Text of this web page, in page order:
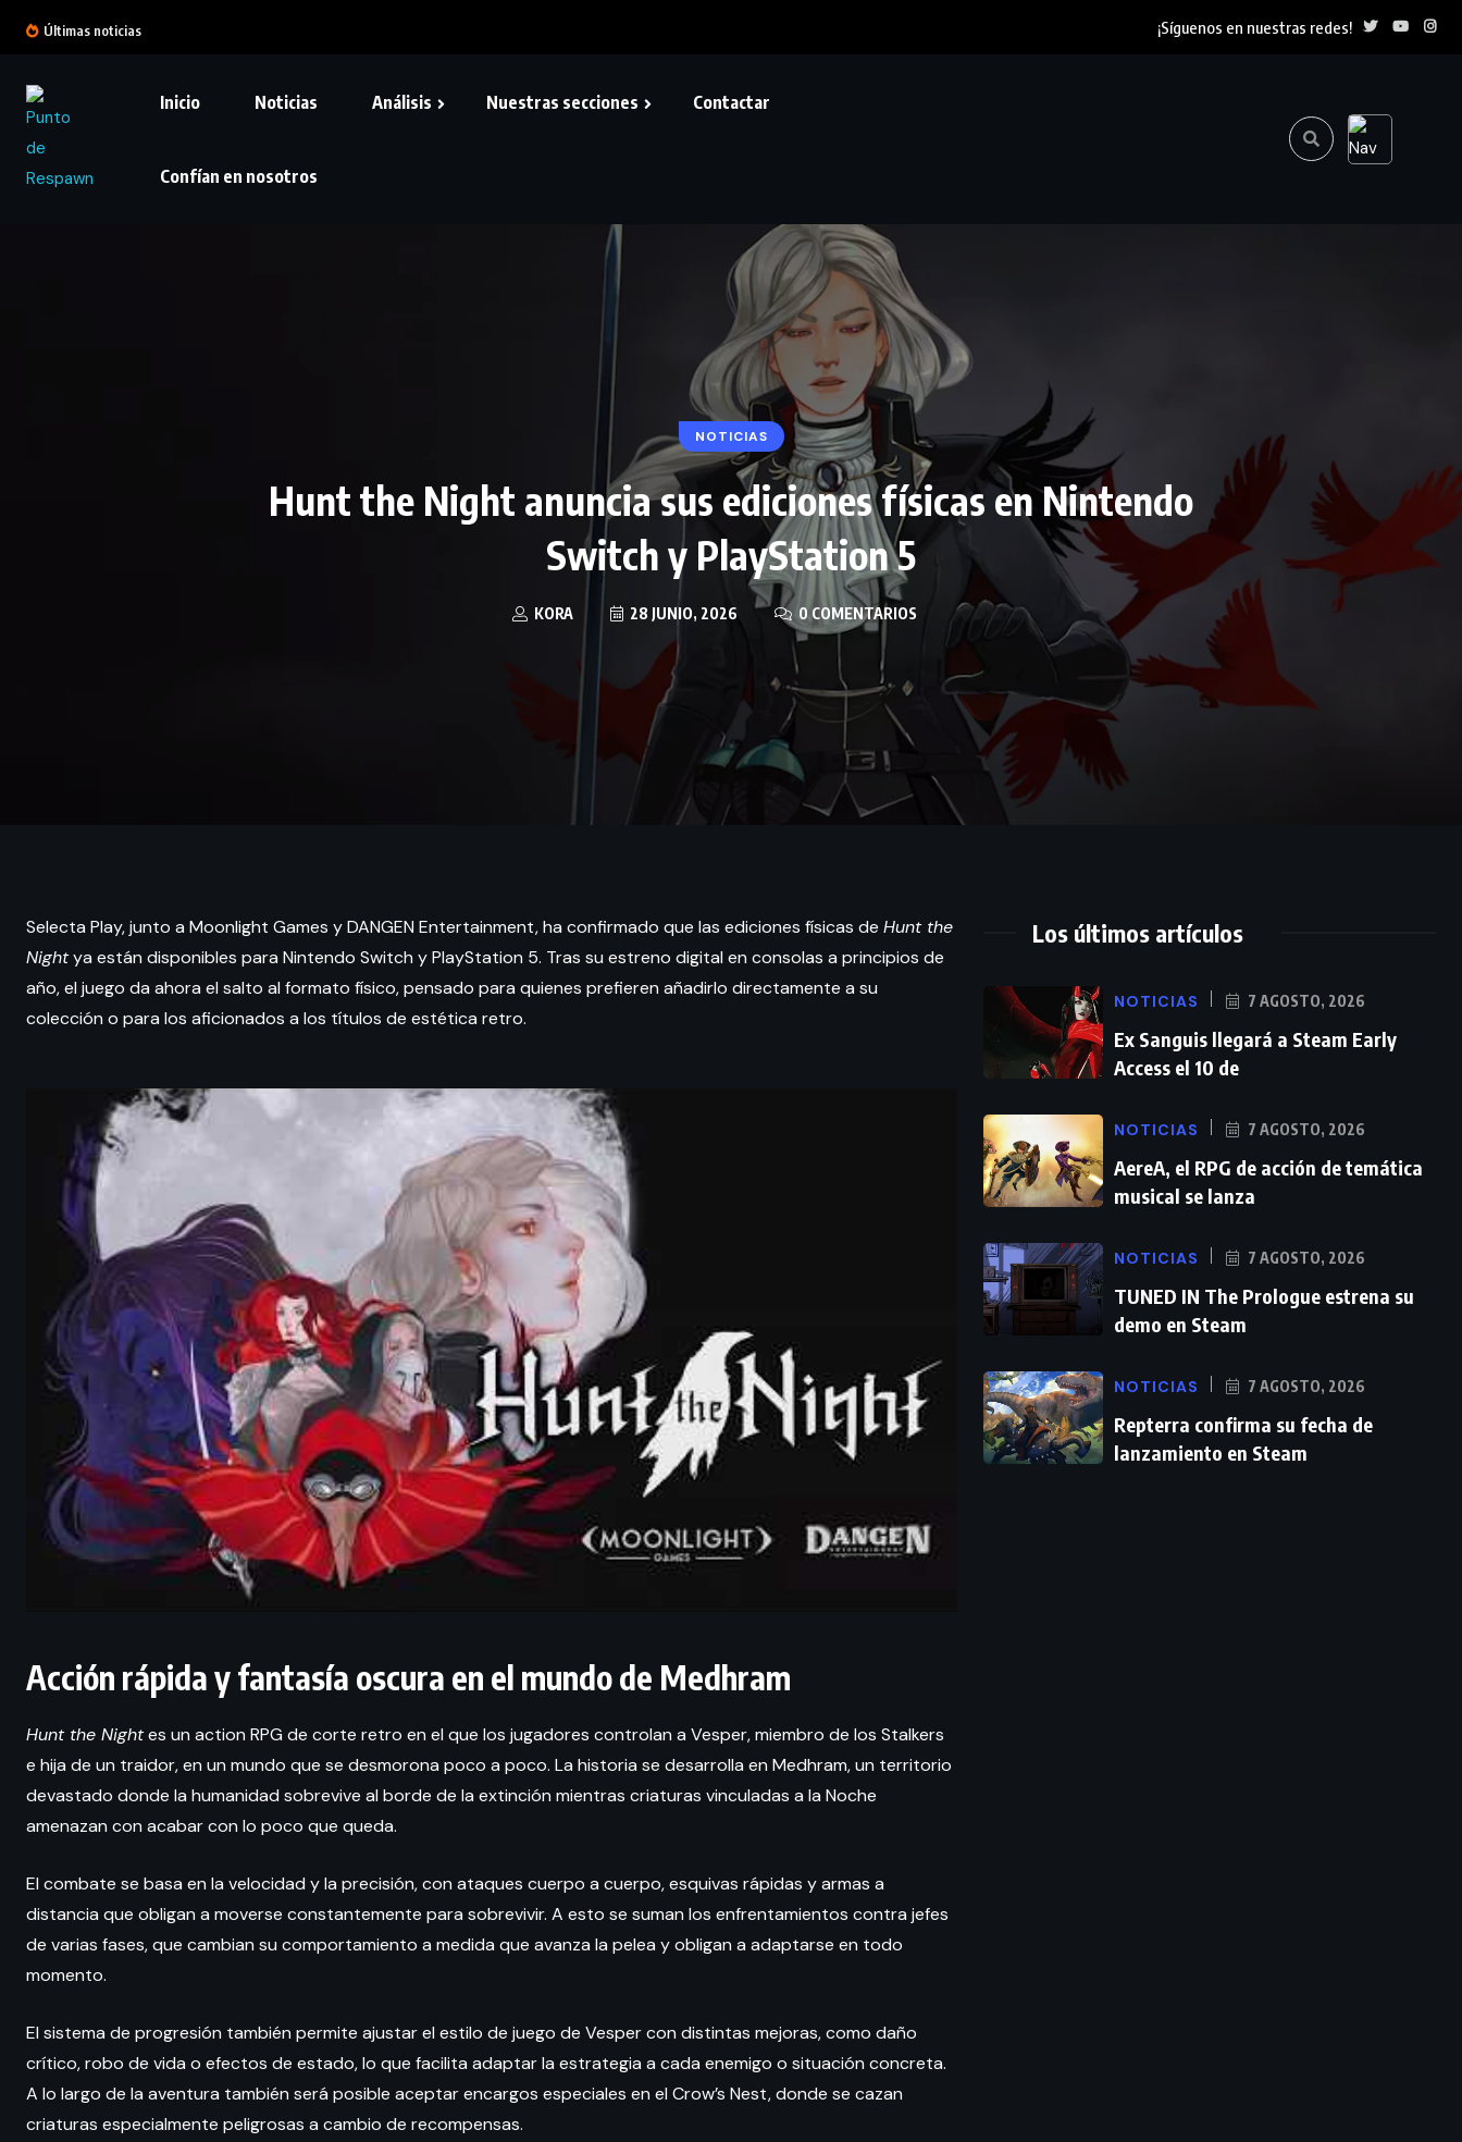
Últimas noticias ¡Síguenos en nuestras redes!
Inicio Noticias Análisis Nuestras secciones Contactar
Confían en nosotros
NOTICIAS
Hunt the Night anuncia sus ediciones físicas en Nintendo
Switch y PlayStation 5
KORA 28 JUNIO, 2026 0 COMENTARIOS
Selecta Play, junto a Moonlight Games y DANGEN Entertainment, ha confirmado que las ediciones físicas de Hunt the
Nightya están disponibles para Nintendo Switch y PlayStation 5. Tras su estreno digital en consolas a principios de
año, el juego da ahora el salto al formato físico, pensado para quienes prefieren añadirlo directamente a su
colección o para los aficionados a los títulos de estética retro.
Acción rápida y fantasía oscura en el mundo de Medhram
Hunt the Nightes un action RPG de corte retro en el que los jugadores controlan a Vesper, miembro de los Stalkers
e hija de un traidor, en un mundo que se desmorona poco a poco. La historia se desarrolla en Medhram, un territorio
devastado donde la humanidad sobrevive al borde de la extinción mientras criaturas vinculadas a la Noche
amenazan con acabar con lo poco que queda.
El combate se basa en la velocidad y la precisión, con ataques cuerpo a cuerpo, esquivas rápidas y armas a
distancia que obligan a moverse constantemente para sobrevivir. A esto se suman los enfrentamientos contra jefes
de varias fases, que cambian su comportamiento a medida que avanza la pelea y obligan a adaptarse en todo
momento.
El sistema de progresión también permite ajustar el estilo de juego de Vesper con distintas mejoras, como daño
crítico, robo de vida o efectos de estado, lo que facilita adaptar la estrategia a cada enemigo o situación concreta.
A lo largo de la aventura también será posible aceptar encargos especiales en el Crow’s Nest, donde se cazan
criaturas especialmente peligrosas a cambio de recompensas.
Los últimos artículos
NOTICIAS 7 AGOSTO, 2026
Ex Sanguis llegará a Steam Early
Access el 10 de
NOTICIAS 7 AGOSTO, 2026
AereA, el RPG de acción de temática
musical se lanza
NOTICIAS 7 AGOSTO, 2026
TUNED IN The Prologue estrena su
demo en Steam
NOTICIAS 7 AGOSTO, 2026
Repterra confirma su fecha de
lanzamiento en Steam